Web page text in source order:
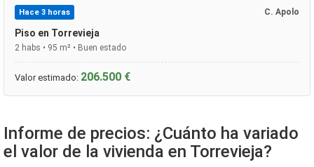
Hace 3 horas C. Apolo
Piso en Torrevieja
2 habs • 95 m² • Buen estado
Valor estimado: 206.500 €
Informe de precios: ¿Cuánto ha variado
el valor de la vivienda en Torrevieja?